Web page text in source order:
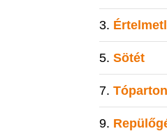
Sötét
Tóparton